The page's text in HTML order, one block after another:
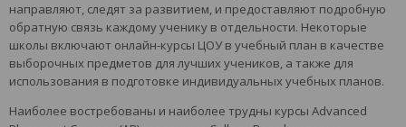
направляют, следят за развитием, и предоставляют подробную
обратную связь каждому ученику в отдельности. Некоторые
школы включают онлайн-курсы ЦОУ в учебный план в качестве
выборочных предметов для лучших учеников, а также для
использования в подготовке индивидуальных учебных планов.
Наиболее востребованы и наиболее трудны курсы Advanced